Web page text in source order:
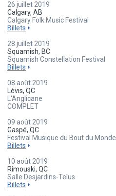
26 juillet 2019
Calgary, AB
Calgary Folk Music Festival
Billets
28 juillet 2019
Squamish, BC
Squamish Constellation Festival
Billets
08 août 2019
Lévis, QC
L'Anglicane
COMPLET
09 août 2019
Gaspé, QC
Festival Musique du Bout du Monde
Billets
10 août 2019
Rimouski, QC
Salle Desjardins-Telus
Billets